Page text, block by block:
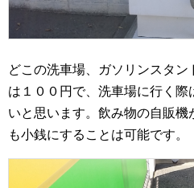
どこの洗車場、ガソリンスタ
は１００円で、洗車場に行く
いと思います。飲み物の自販機
も小銭にすることは可能です。